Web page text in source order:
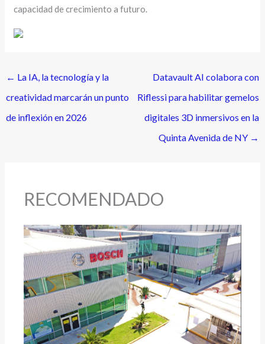
capacidad de crecimiento a futuro.
← La IA, la tecnología y la
creatividad marcarán un punto
de inflexión en 2026
Datavault AI colabora con
Riflessi para habilitar gemelos
digitales 3D inmersivos en la
Quinta Avenida de NY →
RECOMENDADO